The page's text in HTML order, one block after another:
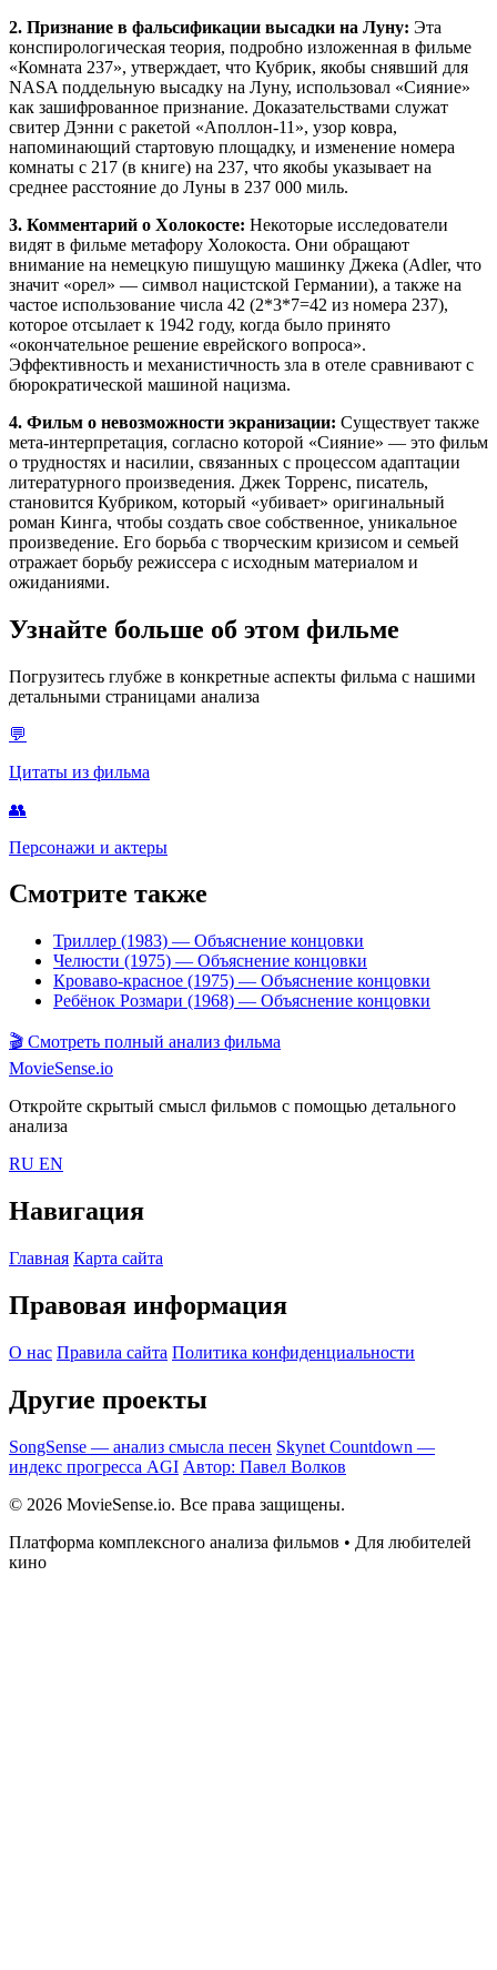
2. Признание в фальсификации высадки на Луну: Эта
конспирологическая теория, подробно изложенная в фильме
«Комната 237», утверждает, что Кубрик, якобы снявший для
NASA поддельную высадку на Луну, использовал «Сияние»
как зашифрованное признание. Доказательствами служат
свитер Дэнни с ракетой «Аполлон-11», узор ковра,
напоминающий стартовую площадку, и изменение номера
комнаты с 217 (в книге) на 237, что якобы указывает на
среднее расстояние до Луны в 237 000 миль.
3. Комментарий о Холокосте: Некоторые исследователи
видят в фильме метафору Холокоста. Они обращают
внимание на немецкую пишущую машинку Джека (Adler, что
значит «орел» — символ нацистской Германии), а также на
частое использование числа 42 (2*3*7=42 из номера 237),
которое отсылает к 1942 году, когда было принято
«окончательное решение еврейского вопроса».
Эффективность и механистичность зла в отеле сравнивают с
бюрократической машиной нацизма.
4. Фильм о невозможности экранизации: Существует также
мета-интерпретация, согласно которой «Сияние» — это фильм
о трудностях и насилии, связанных с процессом адаптации
литературного произведения. Джек Торренс, писатель,
становится Кубриком, который «убивает» оригинальный
роман Кинга, чтобы создать свое собственное, уникальное
произведение. Его борьба с творческим кризисом и семьей
отражает борьбу режиссера с исходным материалом и
ожиданиями.
Узнайте больше об этом фильме
Погрузитесь глубже в конкретные аспекты фильма с нашими
детальными страницами анализа
💬
Цитаты из фильма
👥
Персонажи и актеры
Смотрите также
Триллер (1983) — Объяснение концовки
Челюсти (1975) — Объяснение концовки
Кроваво-красное (1975) — Объяснение концовки
Ребёнок Розмари (1968) — Объяснение концовки
🎬 Смотреть полный анализ фильма
MovieSense.io
Откройте скрытый смысл фильмов с помощью детального
анализа
RU EN
Навигация
Главная Карта сайта
Правовая информация
О нас Правила сайта Политика конфиденциальности
Другие проекты
SongSense — анализ смысла песен Skynet Countdown —
индекс прогресса AGI Автор: Павел Волков
© 2026 MovieSense.io. Все права защищены.
Платформа комплексного анализа фильмов • Для любителей
кино